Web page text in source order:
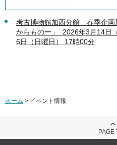
考古博物館加西分館 春季企画
からものー」 2026年3月14日
6日（日曜日） 17時00分
ホーム > イベント情報
PAGE